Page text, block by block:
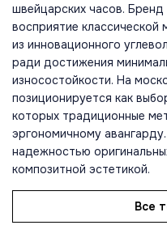
швейцарских часов.
восприятие классической
из инновационного
ради достижения
износостойкости. На
позиционируется как
которых традиционные
эргономичному
надежностью
композитной эстетикой.
Все